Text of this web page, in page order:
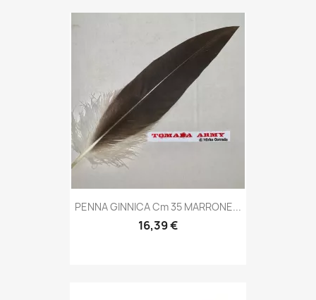
Anteprima
PENNA GINNICA Cm 35 MARRONE...
16,39 €